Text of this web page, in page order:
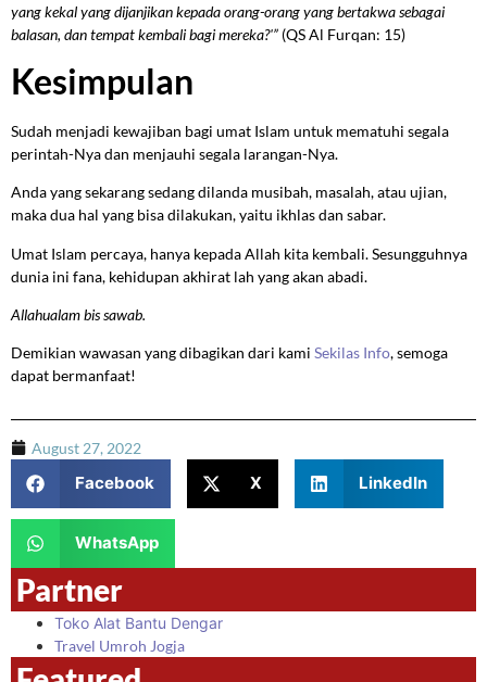
yang kekal yang dijanjikan kepada orang-orang yang bertakwa sebagai
balasan, dan tempat kembali bagi mereka?'” (QS Al Furqan: 15)
Kesimpulan
Sudah menjadi kewajiban bagi umat Islam untuk mematuhi segala
perintah-Nya dan menjauhi segala larangan-Nya.
Anda yang sekarang sedang dilanda musibah, masalah, atau ujian,
maka dua hal yang bisa dilakukan, yaitu ikhlas dan sabar.
Umat Islam percaya, hanya kepada Allah kita kembali. Sesungguhnya
dunia ini fana, kehidupan akhirat lah yang akan abadi.
Allahualam bis sawab.
Demikian wawasan yang dibagikan dari kami Sekilas Info, semoga
dapat bermanfaat!
August 27, 2022
Facebook X LinkedIn
WhatsApp
Partner
Toko Alat Bantu Dengar
Travel Umroh Jogja